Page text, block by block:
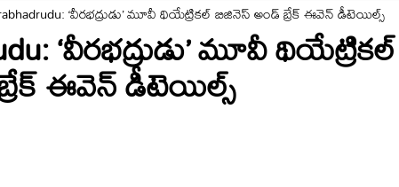
‘వీరభద్రుడు’ మూవీ థియేట్రికల్ బిజినెస్ అండ్ బ్రేక్ ఈవెన్ డీటెయిల్స్
‘వీరభద్రుడు’ మూవీ థియేట్రికల్
ఈవెన్ డీటెయిల్స్